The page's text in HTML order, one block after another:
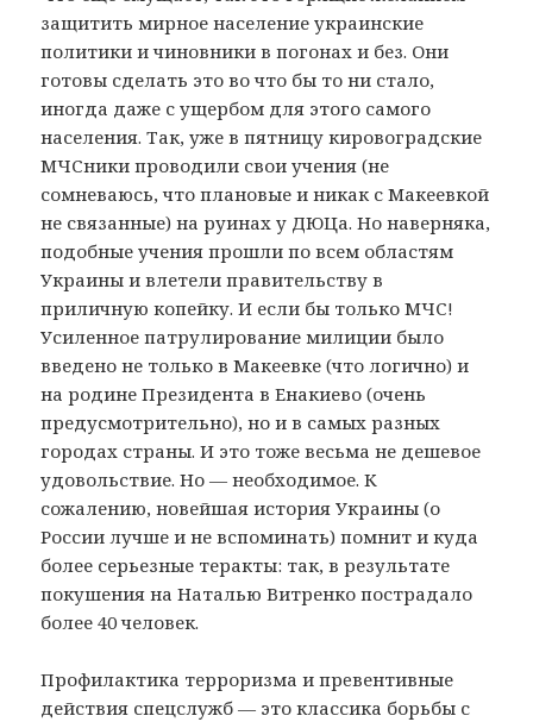
защитить мирное население украинские
политики и чиновники в погонах и без. Они
готовы сделать это во что бы то ни стало,
иногда даже с ущербом для этого самого
населения. Так, уже в пятницу кировоградские
МЧСники проводили свои учения (не
сомневаюсь, что плановые и никак с Макеевкой
не связанные) на руинах у ДЮЦа. Но наверняка,
подобные учения прошли по всем областям
Украины и влетели правительству в
приличную копейку. И если бы только МЧС!
Усиленное патрулирование милиции было
введено не только в Макеевке (что логично) и
на родине Президента в Енакиево (очень
предусмотрительно), но и в самых разных
городах страны. И это тоже весьма не дешевое
удовольствие. Но — необходимое. К
сожалению, новейшая история Украины (о
России лучше и не вспоминать) помнит и куда
более серьезные теракты: так, в результате
покушения на Наталью Витренко пострадало
более 40 человек.
Профилактика терроризма и прeвентивные
действия спецслужб — это классика борьбы с